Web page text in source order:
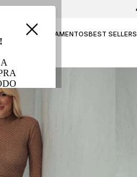
ATEMPORALLANÇAMENTOSBEST SELLERS